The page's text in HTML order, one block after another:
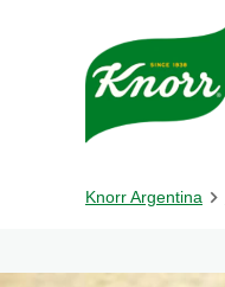
Skip to:
Knorr Argentina